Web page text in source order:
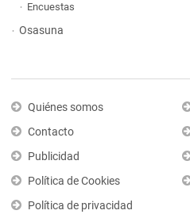
Encuestas
Osasuna
Quiénes somos
Contacto
Publicidad
Política de Cookies
Política de privacidad